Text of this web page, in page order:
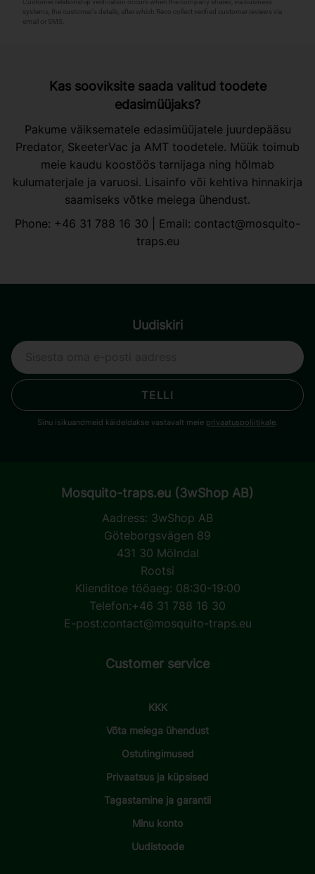
Kas sooviksite saada valitud toodete
edasimüüjaks?
Pakume väiksematele edasimüüjatele juurdepääsu
Predator, SkeeterVac ja AMT toodetele. Müük toimub
meie kaudu koostöös tarnijaga ning hõlmab
kulumaterjale ja varuosi. Lisainfo või kehtiva hinnakirja
saamiseks võtke meiega ühendust.
Phone: +46 31 788 16 30 | Email: contact@mosquito-
traps.eu
Uudiskiri
TELLI
Sinu isikuandmeid käideldakse vastavalt meie privaatuspoliitikale.
Mosquito-traps.eu (3wShop AB)
Aadress: 3wShop AB
Göteborgsvägen 89
431 30 Mölndal
Rootsi
Klienditoe tööaeg: 08:30-19:00
Telefon:+46 31 788 16 30
E-post:contact@mosquito-traps.eu
Customer service
KKK
Võta meiega ühendust
Ostutingimused
Privaatsus ja küpsised
Tagastamine ja garantii
Minu konto
Uudistoode